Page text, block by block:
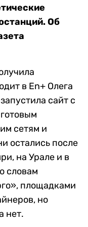
Об
в En+ Олега
сайт с
сетям и
остались после
на Урале и в
словам
площадками
но
нет.